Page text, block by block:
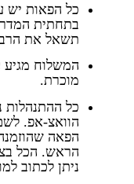
כל הפאות יש
בתחתית
תשאל את
המשלוח מגיע
מוכרת.
כל ההתנהלות
הוואצ-אפ.
הפאה
הראש. הכל
ניתן לכתוב